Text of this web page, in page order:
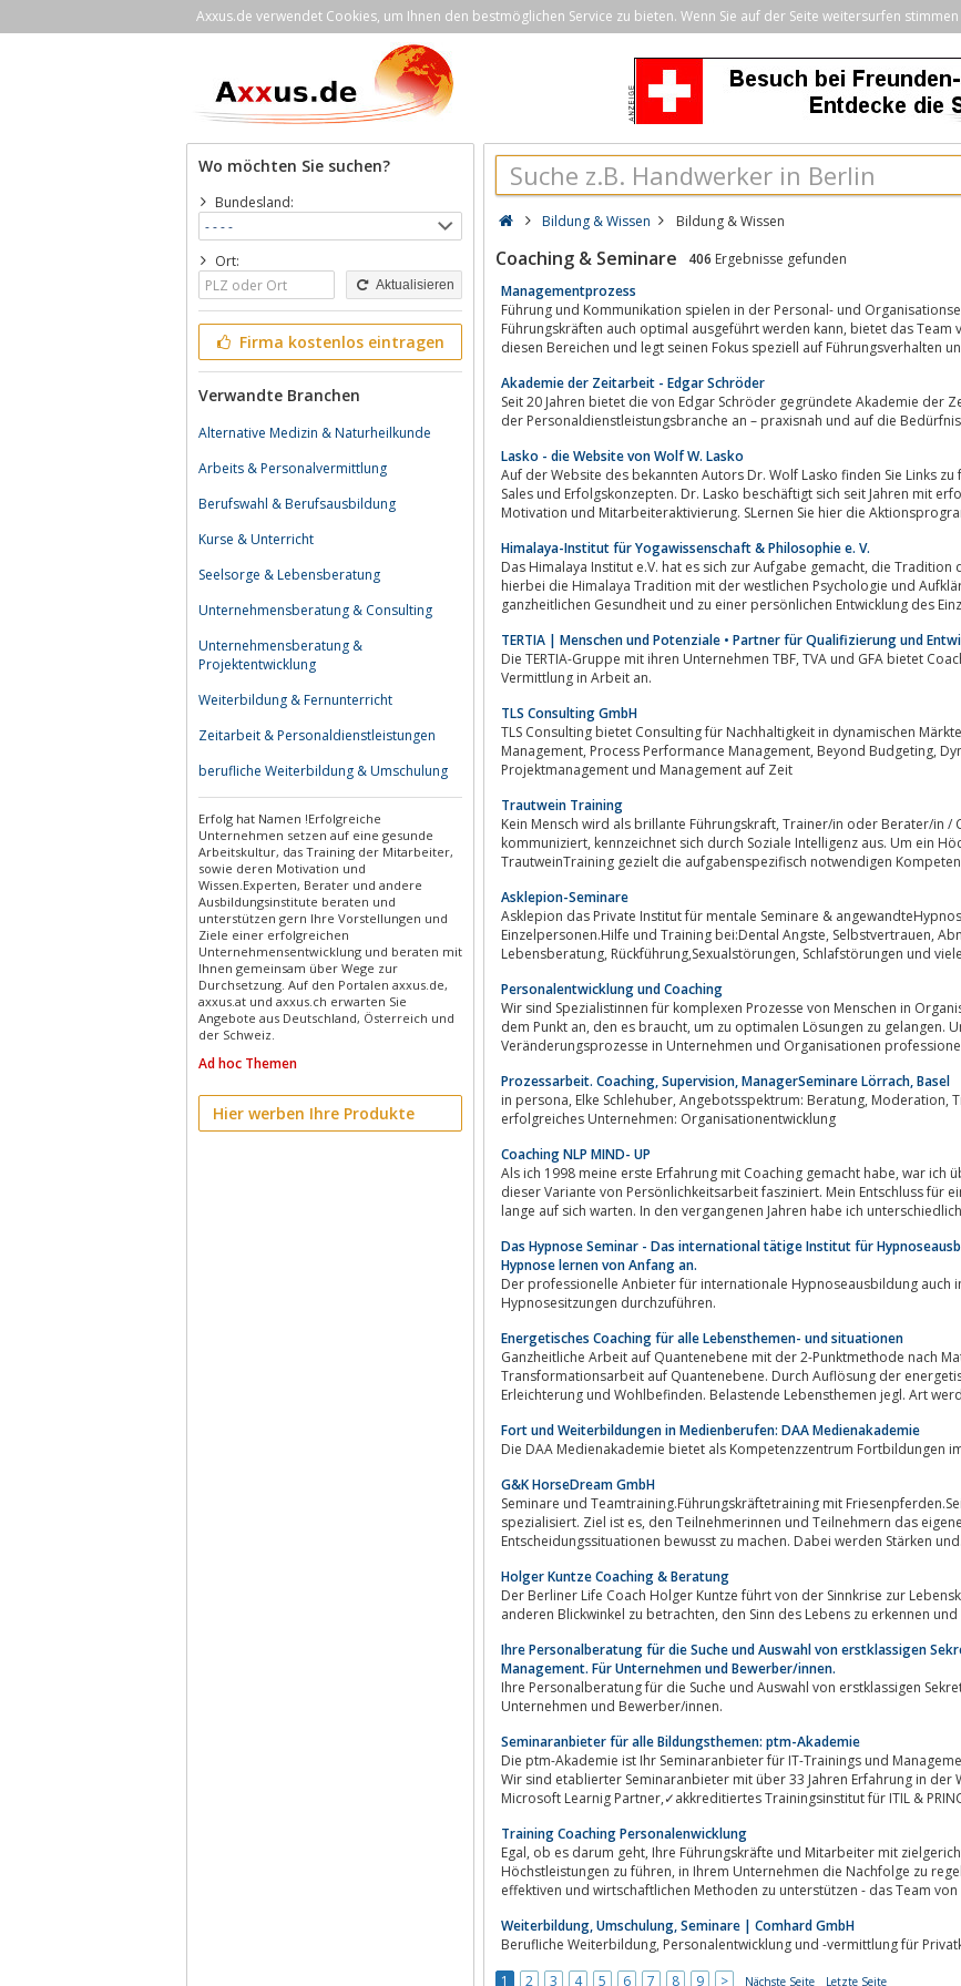
Axxus.de verwendet Cookies, um Ihnen den bestmöglichen Service zu bieten. Wenn Sie auf der Seite weitersurfen
Wo möchten Sie suchen?
Bundesland:
Ort:
Aktualisieren
Firma kostenlos eintragen
Verwandte Branchen
Alternative Medizin & Naturheilkunde
Arbeits & Personalvermittlung
Berufswahl & Berufsausbildung
Kurse & Unterricht
Seelsorge & Lebensberatung
Unternehmensberatung & Consulting
Unternehmensberatung &
Projektentwicklung
Weiterbildung & Fernunterricht
Zeitarbeit & Personaldienstleistungen
berufliche Weiterbildung & Umschulung
Erfolg hat Namen !Erfolgreiche
Unternehmen setzen auf eine gesunde
Arbeitskultur, das Training der Mitarbeiter,
sowie deren Motivation und
Wissen.Experten, Berater und andere
Ausbildungsinstitute beraten und
unterstützen gern Ihre Vorstellungen und
Ziele einer erfolgreichen
Unternehmensentwicklung und beraten mit
Ihnen gemeinsam über Wege zur
Durchsetzung. Auf den Portalen axxus.de,
axxus.at und axxus.ch erwarten Sie
Angebote aus Deutschland, Österreich und
der Schweiz.
Ad hoc Themen
Hier werben Ihre Produkte
Bildung & Wissen Bildung & Wissen
Coaching & Seminare 406 Ergebnisse gefunden
Managementprozess
Führung und Kommunikation spielen in der Personal- und
Führungskräften auch optimal ausgeführt werden kann, bietet das Team von com-muni individuelle Beratung und Seminare in
diesen Bereichen und legt seinen Fokus speziell auf Führungsverhalten
Akademie der Zeitarbeit - Edgar Schröder
Seit 20 Jahren bietet die von Edgar Schröder gegründete Akademie der
der Personaldienstleistungsbranche an – praxisnah und auf die
Lasko - die Website von Wolf W. Lasko
Auf der Website des bekannten Autors Dr. Wolf Lasko finden Sie Links
Sales und Erfolgskonzepten. Dr. Lasko beschäftigt sich seit Jahren mit
Himalaya-Institut für Yogawissenschaft & Philosophie e. V.
Das Himalaya Institut e.V. hat es sich zur Aufgabe gemacht, die Tradition des Yoga in Theorie und Praxis zu vermitteln und
hierbei die Himalaya Tradition mit der westlichen Psychologie und
ganzheitlichen Gesundheit und zu einer persönlichen Entwicklung des
TERTIA | Menschen und Potenziale • Partner für Qualifizierung und
Die TERTIA-Gruppe mit ihren Unternehmen TBF, TVA und GFA bietet Coachings, Weiterbildungen und Unterstützung bei der
Vermittlung in Arbeit an.
TLS Consulting GmbH
TLS Consulting bietet Consulting für Nachhaltigkeit in dynamischen
Management, Process Performance Management, Beyond Budgeting, Dynamic Intelligence, internationales
Projektmanagement und Management auf Zeit
Trautwein Training
Kein Mensch wird als brillante Führungskraft, Trainer/in oder Berater/in / Coach geboren. Wer erfolgreich führt, berät oder
kommuniziert, kennzeichnet sich durch Soziale Intelligenz aus. Um ein Höchstmaß an Sozialer Intelligenz zu erreichen, trainiert
TrautweinTraining gezielt die aufgabenspezifisch notwendigen
Asklepion-Seminare
Asklepion das Private Institut für mentale Seminare &
Einzelpersonen.Hilfe und Training bei:Dental Angste, Selbstvertrauen,
Lebensberatung, Rückführung,Sexualstörungen, Schlafstörungen und
Personalentwicklung und Coaching
Wir sind Spezialistinnen für komplexen Prozesse von Menschen in
dem Punkt an, den es braucht, um zu optimalen Lösungen zu gelangen. Unsere größte Leidenschaft ist es,
Veränderungsprozesse in Unternehmen und Organisationen
Prozessarbeit. Coaching, Supervision, ManagerSeminare Lörrach, Basel
in persona, Elke Schlehuber, Angebotsspektrum: Beratung, Moderation, Training, Coaching. Gesundes Unternehmen -
erfolgreiches Unternehmen: Organisationentwicklung
Coaching NLP MIND- UP
Als ich 1998 meine erste Erfahrung mit Coaching gemacht habe, war ich über den umgehenden und anhaltenden Erfolg
dieser Variante von Persönlichkeitsarbeit fasziniert. Mein Entschluss für
lange auf sich warten. In den vergangenen Jahren habe ich
Das Hypnose Seminar - Das international tätige Institut für
Hypnose lernen von Anfang an.
Der professionelle Anbieter für internationale Hypnoseausbildung auch in Ihrer
Hypnosesitzungen durchzuführen.
Energetisches Coaching für alle Lebensthemen- und situationen
Ganzheitliche Arbeit auf Quantenebene mit der 2-Punktmethode nach Matrix-Genesis®Die Matrix Genesis® Methode ist eine
Transformationsarbeit auf Quantenebene. Durch Auflösung der
Erleichterung und Wohlbefinden. Belastende Lebensthemen jegl. Art
Fort und Weiterbildungen in Medienberufen: DAA Medienakademie
G&K HorseDream GmbH
Seminare und Teamtraining.Führungskräftetraining mit
spezialisiert. Ziel ist es, den Teilnehmerinnen und Teilnehmern das eigene intuitive Verhalten in Führungs-, Verhandlungs- und
Entscheidungssituationen bewusst zu machen. Dabei werden Stärken
Holger Kuntze Coaching & Beratung
Der Berliner Life Coach Holger Kuntze führt von der Sinnkrise zur
anderen Blickwinkel zu betrachten, den Sinn des
Ihre Personalberatung für die Suche und Auswahl von erstklassigen
Management. Für Unternehmen und Bewerber/innen.
Ihre Personalberatung für die Suche und Auswahl von erstklassigen
Unternehmen und Bewerber/innen.
Seminaranbieter für alle Bildungsthemen: ptm-Akademie
Die ptm-Akademie ist Ihr Seminaranbieter für IT-Trainings und
Wir sind etablierter Seminaranbieter mit über 33 Jahren Erfahrung in
Microsoft Learnig Partner,✓akkreditiertes Trainingsinstitut für ITIL &
Training Coaching Personalenwicklung
Egal, ob es darum geht, Ihre Führungskräfte und Mitarbeiter mit zielgerichteten Personalentwicklungsmaßnahmen zu
Höchstleistungen zu führen, in Ihrem Unternehmen die Nachfolge zu regeln oder Sie bei der Personaladministration mit
effektiven und wirtschaftlichen Methoden zu unterstützen - das Team von
Weiterbildung, Umschulung, Seminare | Comhard GmbH
1
2 3 4 5 6 7 8 9 > Nächste Seite Letzte Seite